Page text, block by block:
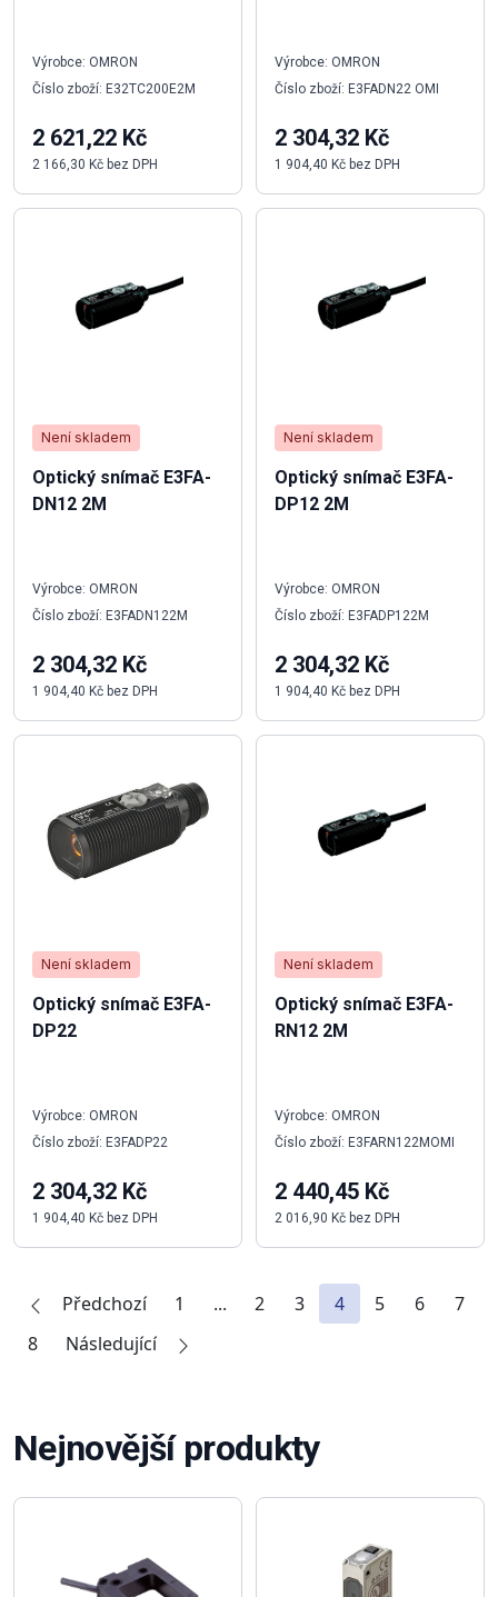
Výrobce: OMRON
Číslo zboží: E32TC200E2M
2 621,22 Kč
2 166,30 Kč bez DPH
Výrobce: OMRON
Číslo zboží: E3FADN22 OMI
2 304,32 Kč
1 904,40 Kč bez DPH
Není skladem
Optický snímač E3FA-
DN12 2M
Výrobce: OMRON
Číslo zboží: E3FADN122M
2 304,32 Kč
1 904,40 Kč bez DPH
Není skladem
Optický snímač E3FA-
DP12 2M
Výrobce: OMRON
Číslo zboží: E3FADP122M
2 304,32 Kč
1 904,40 Kč bez DPH
Není skladem
Optický snímač E3FA-
DP22
Výrobce: OMRON
Číslo zboží: E3FADP22
2 304,32 Kč
1 904,40 Kč bez DPH
Není skladem
Optický snímač E3FA-
RN12 2M
Výrobce: OMRON
Číslo zboží: E3FARN122MOMI
2 440,45 Kč
2 016,90 Kč bez DPH
Předchozí 1 ... 2 3 4 5 6
7
8
Následující
Nejnovější produkty